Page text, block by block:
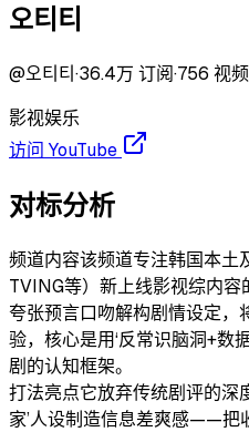
오티티
@오티티·36.4万 订阅·756 视频
影视娱乐
访问 YouTube
对标分析
频道内容该频道专注韩国本土
TVING等）新上线影视综内容
夸张预言口吻解构剧情设定，
验，核心是用‘反常识脑洞+数
剧的认知框架。
打法亮点它放弃传统剧评的深
家’人设制造信息差爽感——把